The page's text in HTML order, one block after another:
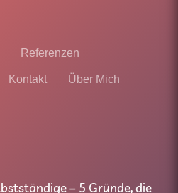
Referenzen
Kontakt Über Mich
– 5 Gründe, die